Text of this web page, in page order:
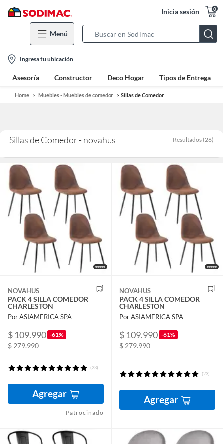
Inicia sesión 0
Menú
Bar
location-
icon
Ingresa tu ubicación
Asesoría Constructor Deco Hogar Tipos de Entrega
Home Muebles - Muebles de comedor Sillas de Comedor
Sillas de Comedor - novahus Resultados (26)
NOVAHUS
PACK 4 SILLA COMEDOR
CHARLESTON
Por ASIAMERICA SPA
$ 109.990 -61%
$ 279.990
(23)
Agregar
Patrocinado
NOVAHUS
PACK 4 SILLA COMEDOR
CHARLESTON
Por ASIAMERICA SPA
$ 109.990 -61%
$ 279.990
(23)
Agregar